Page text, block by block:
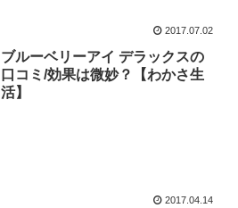
2017.07.02
ブルーベリーアイ デラックスの
口コミ/効果は微妙？【わかさ生
活】
2017.04.14